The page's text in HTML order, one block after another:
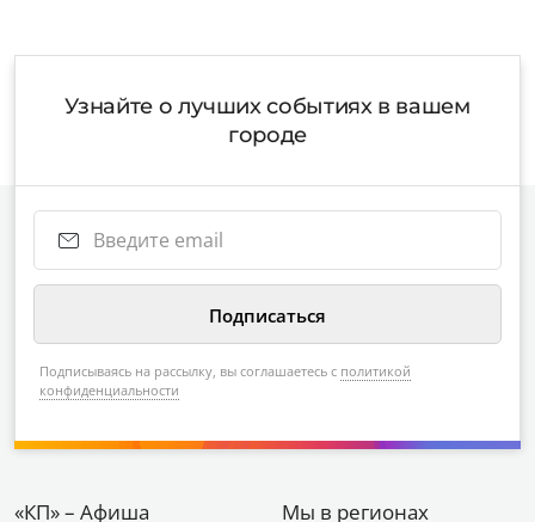
Узнайте о лучших событиях в вашем
городе
Подписываясь на рассылку, вы соглашаетесь с политикой
конфиденциальности
«КП» – Афиша Мы в регионах